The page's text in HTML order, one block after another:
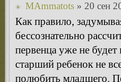
MAmmatots » 20 сен
Как правило,
бессознательно
первенца уже не
старший ребенок не
полюбить младшего.